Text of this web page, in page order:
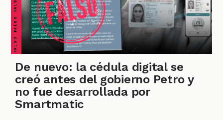
PODCAST
ZOOM
De nuevo: la cédula digital se
creó antes del gobierno Petro y
no fue desarrollada por
Smartmatic